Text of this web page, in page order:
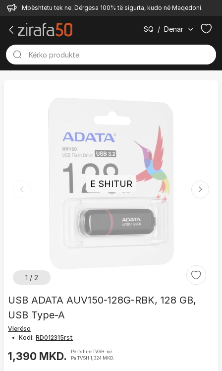
Mbështetu tek ne. Dërgesa 100% të sigurta, kudo në Maqedoni.
SQ / Denar
1 / 2
E SHITUR
USB ADATA AUV150-128G-RBK, 128 GB,
USB Type-A
Vlerëso
• Kodi:
1,390 MKD.
Përfshirë TVSH-në
Pa TVSH 1,324 MKD.